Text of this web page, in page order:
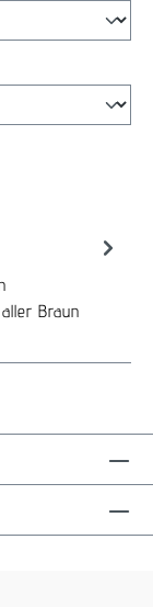
Braun